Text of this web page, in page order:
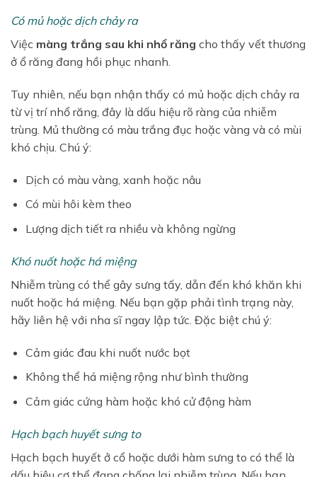
Có mủ hoặc dịch chảy ra
Việc màng trắng sau khi nhổ răng cho thấy vết thương
ở ổ răng đang hồi phục nhanh.
Tuy nhiên, nếu bạn nhận thấy có mủ hoặc dịch chảy ra
từ vị trí nhổ răng, đây là dấu hiệu rõ ràng của nhiễm
trùng. Mủ thường có màu trắng đục hoặc vàng và có mùi
khó chịu. Chú ý:
Dịch có màu vàng, xanh hoặc nâu
Có mùi hôi kèm theo
Lượng dịch tiết ra nhiều và không ngừng
Khó nuốt hoặc há miệng
Nhiễm trùng có thể gây sưng tấy, dẫn đến khó khăn khi
nuốt hoặc há miệng. Nếu bạn gặp phải tình trạng này,
hãy liên hệ với nha sĩ ngay lập tức. Đặc biệt chú ý:
Cảm giác đau khi nuốt nước bọt
Không thể há miệng rộng như bình thường
Cảm giác cứng hàm hoặc khó cử động hàm
Hạch bạch huyết sưng to
Hạch bạch huyết ở cổ hoặc dưới hàm sưng to có thể là